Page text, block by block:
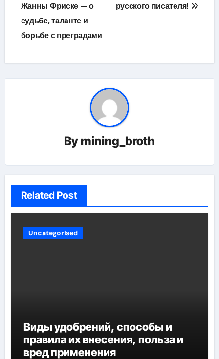
Жанны Фриске — о
судьбе, таланте и
борьбе с преградами
русского писателя!
By mining_broth
Related Post
Uncategorised
Виды удобрений, способы и
правила их внесения, польза и
вред применения